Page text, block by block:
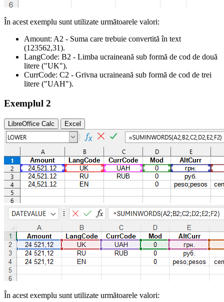
În acest exemplu sunt utilizate următoarele valori:
Amount: A2 - Suma care trebuie convertită în text
(123562,31).
LangCode: B2 - Limba ucraineană sub formă de cod de două
litere ("UK").
CurrCode: C2 - Grivna ucraineană sub formă de cod de trei
litere ("UAH").
Exemplul 2
LibreOffice Calc Excel
În acest exemplu sunt utilizate următoarele valori: